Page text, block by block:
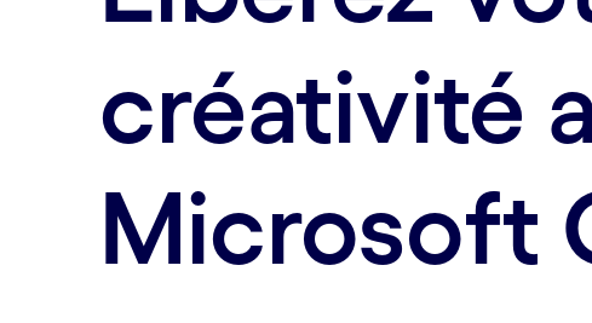
créativité
Microsoft